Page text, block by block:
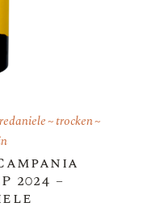
trocken
2024 –